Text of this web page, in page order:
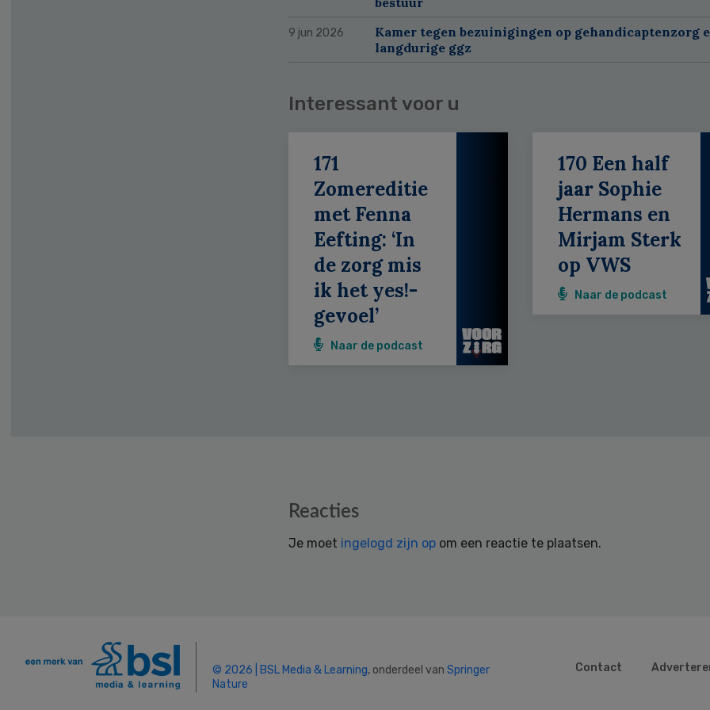
9 jun 2026
Kamer tegen bezuinigingen op gehandicaptenzorg
langdurige ggz
Interessant voor u
171
Zomereditie
met Fenna
Eefting: ‘In
de zorg mis
ik het yes!-
gevoel’
Naar de podcast
170 Een half
jaar Sophie
Hermans en
Mirjam Sterk
op VWS
Naar de podcast
Reacties
Je moet ingelogd zijn op om een reactie te plaatsen.
© 2026 | BSL Media & Learning, onderdeel van Springer
Nature
Contact